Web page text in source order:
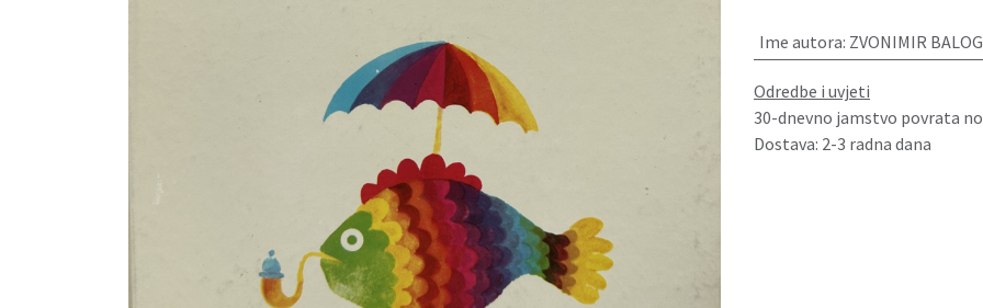
Ime autora: ZVONIMIR BALOG
Odredbe i uvjeti
30-dnevno jamstvo povrata
Dostava: 2-3 radna dana